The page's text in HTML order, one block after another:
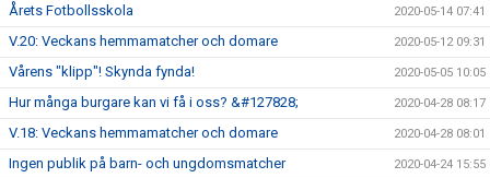
Årets Fotbollsskola 2020-05-14 07:41
V.20: Veckans hemmamatcher och domare 2020-05-12 09:31
Vårens "klipp"! Skynda fynda! 2020-05-05 10:05
Hur många burgare kan vi få i oss? &#127828; 2020-04-28 08:17
V.18: Veckans hemmamatcher och domare 2020-04-28 08:01
Ingen publik på barn- och ungdomsmatcher 2020-04-24 15:55